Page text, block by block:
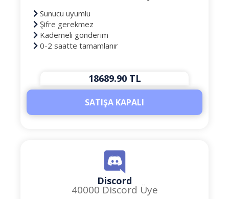
Sunucu uyumlu
Şifre gerekmez
Kademeli gönderim
0-2 saatte tamamlanır
18689.90 TL
SATIŞA KAPALI
Discord
40000 Discord Üye